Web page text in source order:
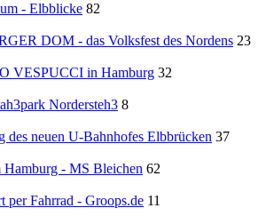
- Elbblicke 82
DOM - das Volksfest des Nordens 23
VESPUCCI in Hamburg 32
Nordersteh3 8
des neuen U-Bahnhofes Elbbrücken 37
Hamburg - MS Bleichen 62
per Fahrrad - Groops.de 11